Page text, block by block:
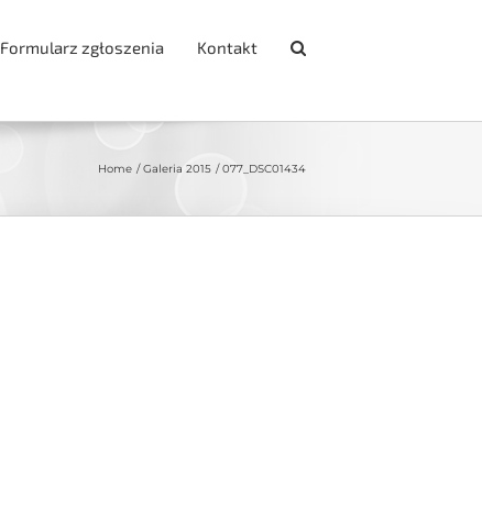
Formularz zgłoszenia Kontakt
Home Galeria 2015 077_DSC01434